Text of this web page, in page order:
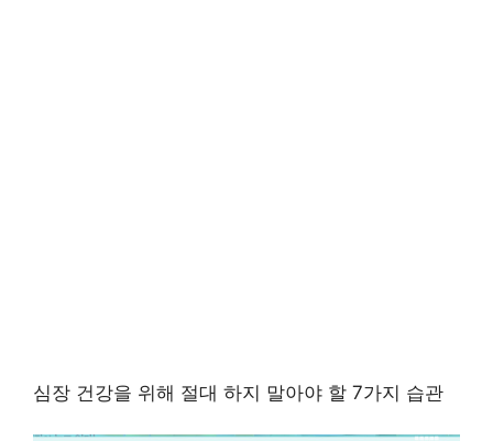
심장 건강을 위해 절대 하지 말아야 할 7가지 습관